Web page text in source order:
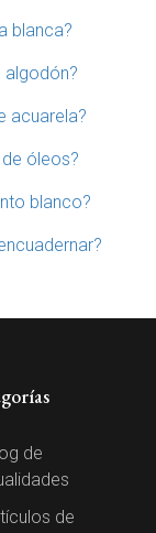
blanca?
algodón?
acuarela?
óleos?
blanco?
de
de